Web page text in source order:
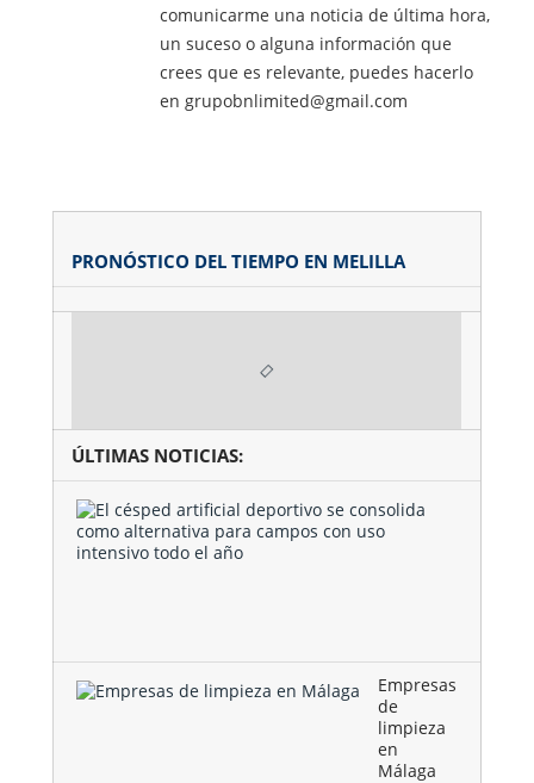
comunicarme una noticia de última hora,
un suceso o alguna información que
crees que es relevante, puedes hacerlo
en grupobnlimited@gmail.com
PRONÓSTICO DEL TIEMPO EN MELILLA
ÚLTIMAS NOTICIAS:
Empresas
de
limpieza
en
Málaga